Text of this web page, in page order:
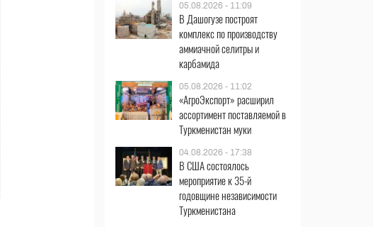
05.08.2026 - 11:09
В Дашогузе построят
комплекс по производству
аммиачной селитры и
карбамида
05.08.2026 - 11:02
«АгроЭкспорт» расширил
ассортимент поставляемой в
Туркменистан муки
04.08.2026 - 17:38
В США состоялось
мероприятие к 35-й
годовщине независимости
Туркменистана